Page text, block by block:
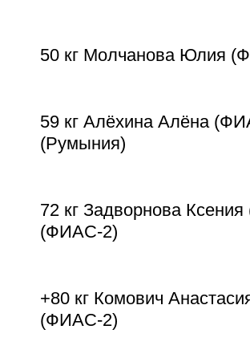
50 кг Молчанова Юлия
59 кг Алёхина Алёна
(Румыния)
72 кг Задворнова
(ФИАС-2)
+80 кг Комович
(ФИАС-2)